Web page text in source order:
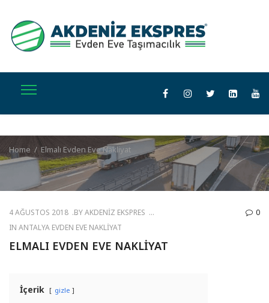
Home / Elmalı Evden Eve Nakliyat
4 AĞUSTOS 2018 BYAKDENIZ EKSPRES
IN ANTALYA EVDEN EVE NAKLIYAT
0
ELMALI EVDEN EVE NAKLIYAT
İçerik gizle